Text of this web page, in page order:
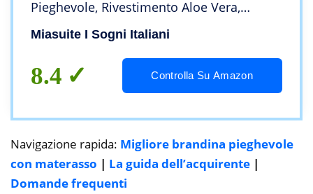
Pieghevole, Rivestimento Aloe Vera,
Anallergico, Antiacaro. Plus H10
Miasuite I Sogni Italiani
8.4 Controlla Su Amazon
Navigazione rapida: Migliore brandina pieghevole
con materasso | La guida dell’acquirente |
Domande frequenti